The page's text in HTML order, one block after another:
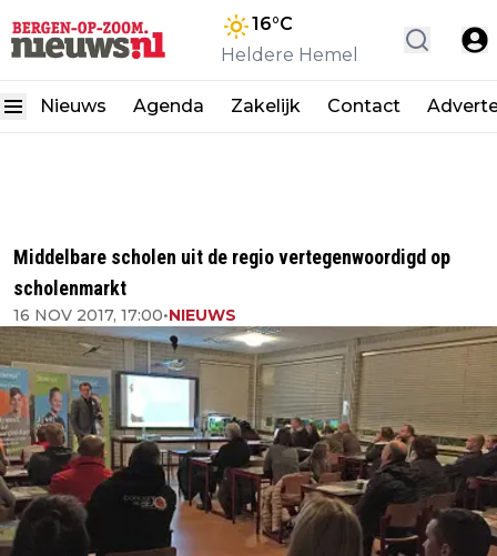
16°C
Heldere Hemel
Nieuws Agenda Zakelijk Contact
Middelbare scholen uit de regio vertegenwoordigd op
scholenmarkt
16 NOV 2017, 17:00•NIEUWS